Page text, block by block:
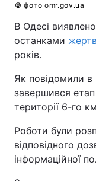
© фото omr.gov.ua
В Одесі
останками
років.
Як повідомили в
завершився
території 6-го
Роботи були
відповідного
інформаційної